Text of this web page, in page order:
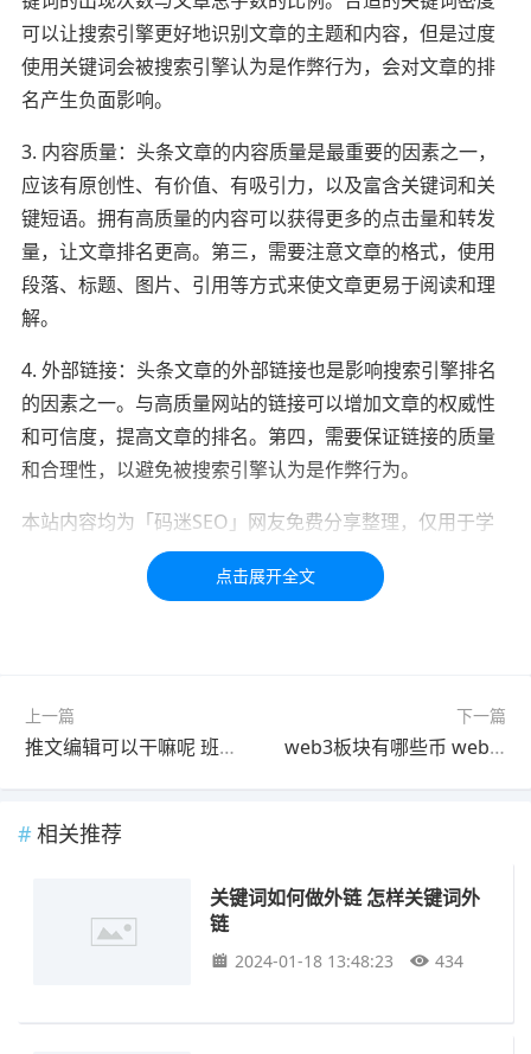
可以让搜索引擎更好地识别文章的主题和内容，但是过度
使用关键词会被搜索引擎认为是作弊行为，会对文章的排
名产生负面影响。
3. 内容质量：头条文章的内容质量是最重要的因素之一，
应该有原创性、有价值、有吸引力，以及富含关键词和关
键短语。拥有高质量的内容可以获得更多的点击量和转发
量，让文章排名更高。第三，需要注意文章的格式，使用
段落、标题、图片、引用等方式来使文章更易于阅读和理
解。
4. 外部链接：头条文章的外部链接也是影响搜索引擎排名
的因素之一。与高质量网站的链接可以增加文章的权威性
和可信度，提高文章的排名。第四，需要保证链接的质量
和合理性，以避免被搜索引擎认为是作弊行为。
本站内容均为「码迷SEO」网友免费分享整理，仅用于学
习交流，如有疑问，请联系我们48小时处理！！！！
上一篇
推文编辑可以干嘛呢 班级推文可以推哪些主题呢
下一篇
web3板块有哪些币 web3板块有什么币
相关推荐
关键词如何做外链 怎样关键词外
链
2024-01-18 13:48:23 434